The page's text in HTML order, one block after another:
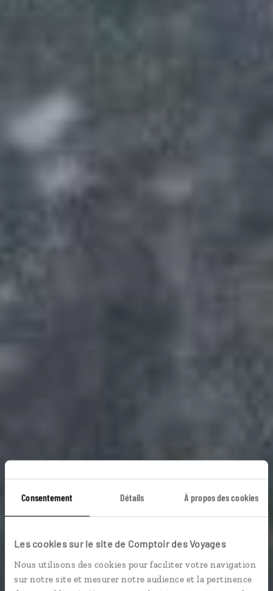
Consentement Détails À propos des cookies
Les cookies sur le site de Comptoir des Voyages
Nous utilisons des cookies pour faciliter votre navigation
sur notre site et mesurer notre audience et la pertinence
Mer et montagnes
de l’Ouest